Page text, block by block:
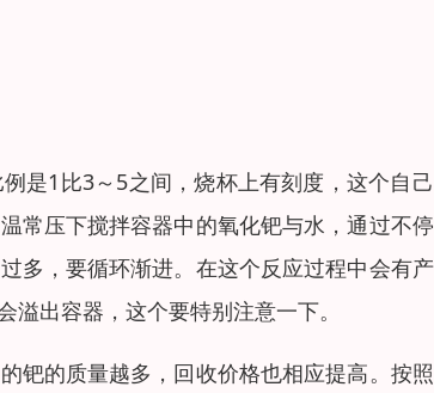
是1比3～5之间，烧杯上有刻度，这个自
常压下搅拌容器中的氧化钯与水，通过不
多，要循环渐进。在这个反应过程中会有
出容器，这个要特别注意一下。
钯的质量越多，回收价格也相应提高。按